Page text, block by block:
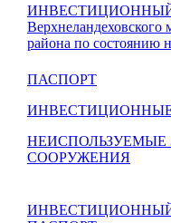
Верхнеландеховского
района по состоянию
ПАСПОРТ
НЕИСПОЛЬЗУЕМЫЕ
СООРУЖЕНИЯ